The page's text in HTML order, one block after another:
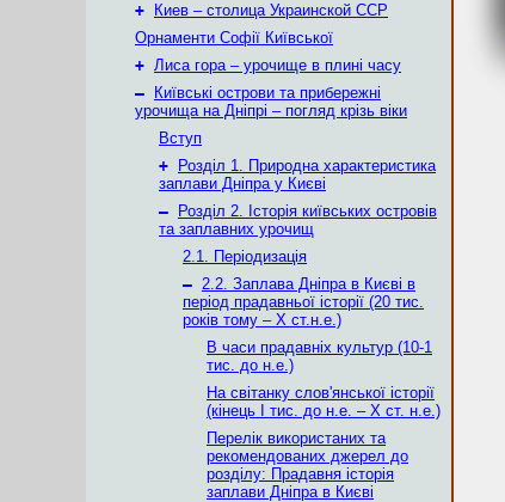
+
Киев – столица Украинской ССР
Орнаменти Софії Київської
+ Лиса гора – урочище в плині часу
–
Київські острови та прибережні
урочища на Дніпрі – погляд крізь віки
Вступ
+
Розділ 1. Природна характеристика
заплави Дніпра у Києві
–
Розділ 2. Історія київських островів
та заплавних урочищ
2.1. Періодизація
– 2.2. Заплава Дніпра в Києві в
період прадавньої історії (20 тис.
років тому – X ст.н.е.)
В часи прадавніх культур (10-1
тис. до н.е.)
На світанку слов'янської історії
(кінець І тис. до н.е. – X ст. н.е.)
Перелік використаних та
рекомендованих джерел до
розділу: Прадавня історія
заплави Дніпра в Києві